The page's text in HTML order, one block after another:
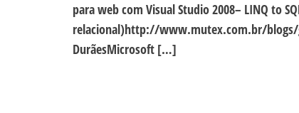
para web com Visual Studio 2008– LINQ to
relacional)http://www.mutex.com.br/blogs/
DurãesMicrosoft […]